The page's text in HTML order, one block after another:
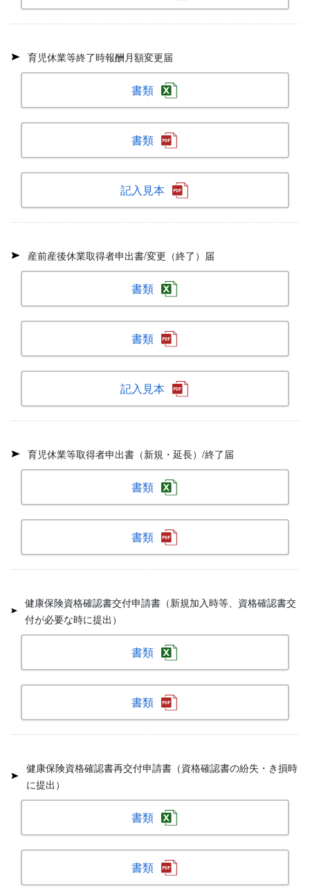
育児休業等終了時報酬月額変更届
書類
書類
記入見本
産前産後休業取得者申出書/変更（終了）届
書類
書類
記入見本
育児休業等取得者申出書（新規・延長）/終了届
書類
書類
健康保険資格確認書交付申請書（新規加入時等、資格確認書交
付が必要な時に提出）
書類
書類
健康保険資格確認書再交付申請書（資格確認書の紛失・き損時
に提出）
書類
書類